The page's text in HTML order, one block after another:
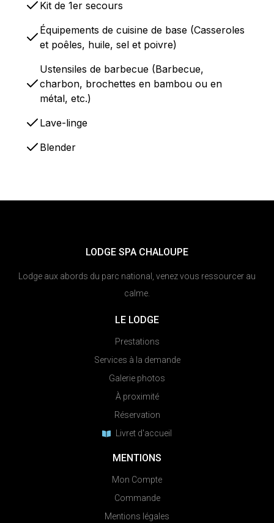
LODGE SPA CHALOUPE
Lodge aux abords du parc national, venez vous ressourcer au
calme.
LE LODGE
Prestations
Services à la demande
Galerie photos
À proximité
Réservation
Livret d'accueil
MENTIONS
Mon Compte
Commande
Mentions légales